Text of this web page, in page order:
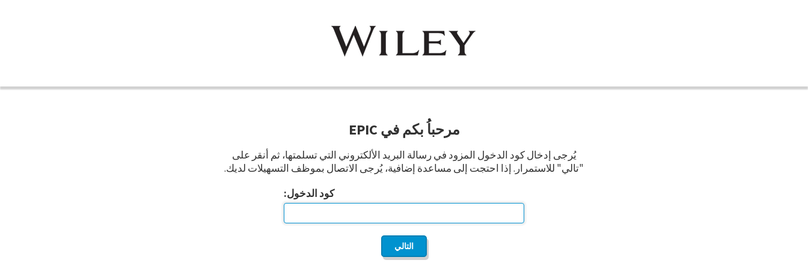
مرحباُ بكم في EPIC
يُرجى إدخال كود الدخول المزود في رسالة البريد الألكتروني التي تسلمتها، ثم أنقر على
"تالي" للاستمرار. إذا احتجت إلى مساعدة إضافية، يُرجى الاتصال بموظف التسهيلات لديك.
كود الدخول: